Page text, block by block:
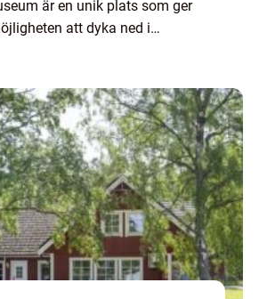
är en unik plats som ger
att dyka ned i
Uppsa...